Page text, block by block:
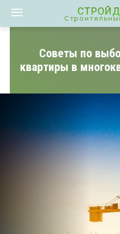
Советы по
квартиры в